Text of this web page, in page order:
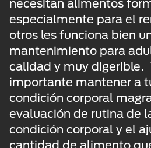
necesitan alimentos
especialmente para el
otros les funciona bien
mantenimiento para
calidad y muy digerible.
importante mantener a
condición corporal
evaluación de rutina de
condición corporal y el
cantidad de alimento